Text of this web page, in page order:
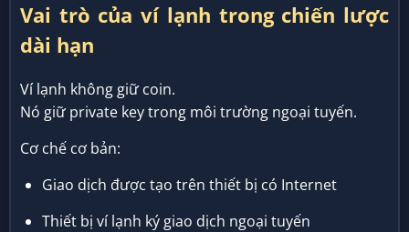
Vai trò của ví lạnh trong chiến lược
dài hạn
Ví lạnh không giữ coin.
Nó giữ private key trong môi trường ngoại tuyến.
Cơ chế cơ bản:
Giao dịch được tạo trên thiết bị có Internet
Thiết bị ví lạnh ký giao dịch ngoại tuyến